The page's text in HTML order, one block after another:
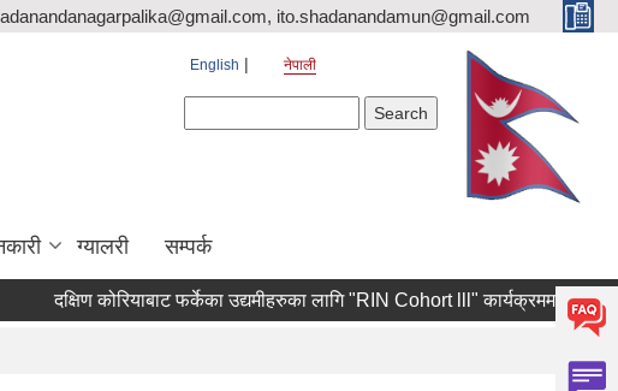
ito.shadanandamun@gmail.com
English नेपाली
ग्यालरी सम्पर्क
दक्षिण कोरियाबाट फर्केका उद्यमीहरुका लागि "RIN Cohort lll" कार्यक्रममा आवेदन पेश